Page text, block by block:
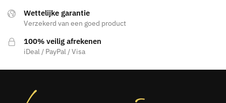
Wettelijke garantie
Verzekerd van een goed product
100% veilig afrekenen
iDeal / PayPal / Visa